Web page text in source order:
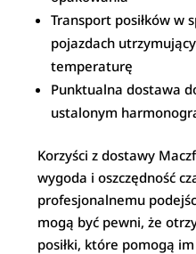
Transport posiłków w
pojazdach
temperaturę
Punktualna dostawa
ustalonym
Korzyści z dostawy
wygoda i oszczędność
profesjonalnemu
mogą być pewni, że
posiłki, które pomogą